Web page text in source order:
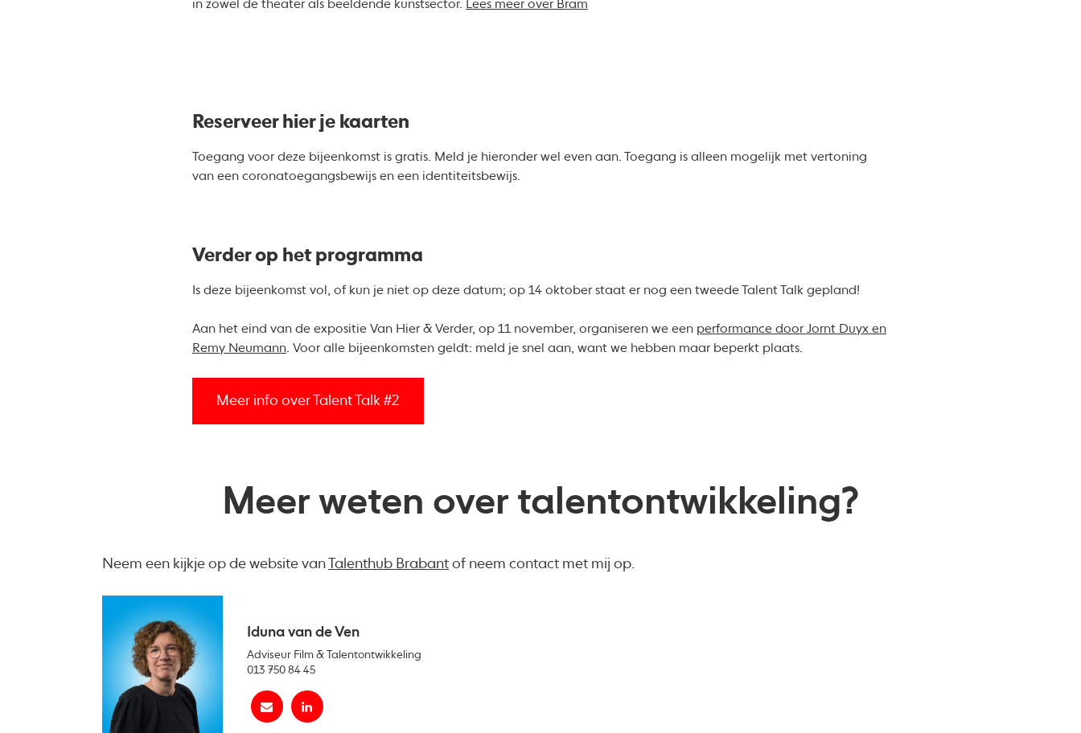
in zowel de theater als beeldende kunstsector. Lees meer over Bram
Reserveer hier je kaarten
Toegang voor deze bijeenkomst is gratis. Meld je hieronder wel even aan. Toegang is alleen mogelijk met vertoning
van een coronatoegangsbewijs en een identiteitsbewijs.
Verder op het programma
Is deze bijeenkomst vol, of kun je niet op deze datum; op 14 oktober staat er nog een tweede Talent Talk gepland!
Aan het eind van de expositie Van Hier & Verder, op 11 november, organiseren we een performance door Jornt Duyx en
Remy Neumann. Voor alle bijeenkomsten geldt: meld je snel aan, want we hebben maar beperkt plaats.
Meer info over Talent Talk #2
Meer weten over talentontwikkeling?
Neem een kijkje op de website van Talenthub Brabantof neem contact met mij op.
Iduna van de Ven
Adviseur Film & Talentontwikkeling
013 750 84 45